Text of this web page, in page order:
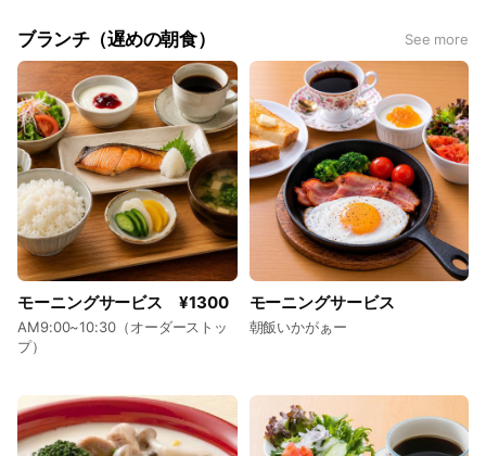
ブランチ（遅めの朝食） See more
モーニングサービス ¥1300
AM9:00~10:30（オーダーストッ
プ）
モーニングサービス
朝飯いかがぁー